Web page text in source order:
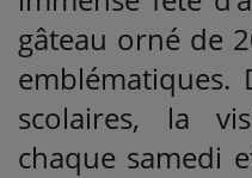
gâteau orné de
emblématiques.
scolaires, la
chaque samedi